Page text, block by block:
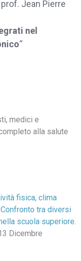
Jean Pierre
nel
“
medici e
alla salute
fisica, clima
tra diversi
scuola superiore.
Dicembre